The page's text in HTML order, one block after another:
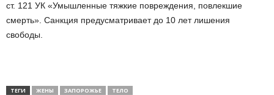
ст. 121 УК «Умышленные тяжкие повреждения, повлекшие
смерть». Санкция предусматривает до 10 лет лишения
свободы.
ТЕГИ ЖЕНЫ ЗАПОРОЖЬЕ ТЕЛО